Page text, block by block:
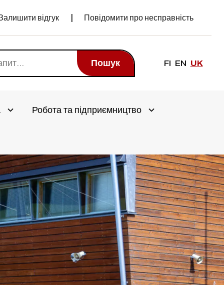
відгук Повідомити про несправність
Пошук FI EN UK
Avaa alivalikko
Робота та підприємництво Avaa alivalikko